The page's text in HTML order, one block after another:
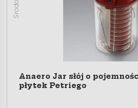
Anaero Jar słój o
płytek Petriego